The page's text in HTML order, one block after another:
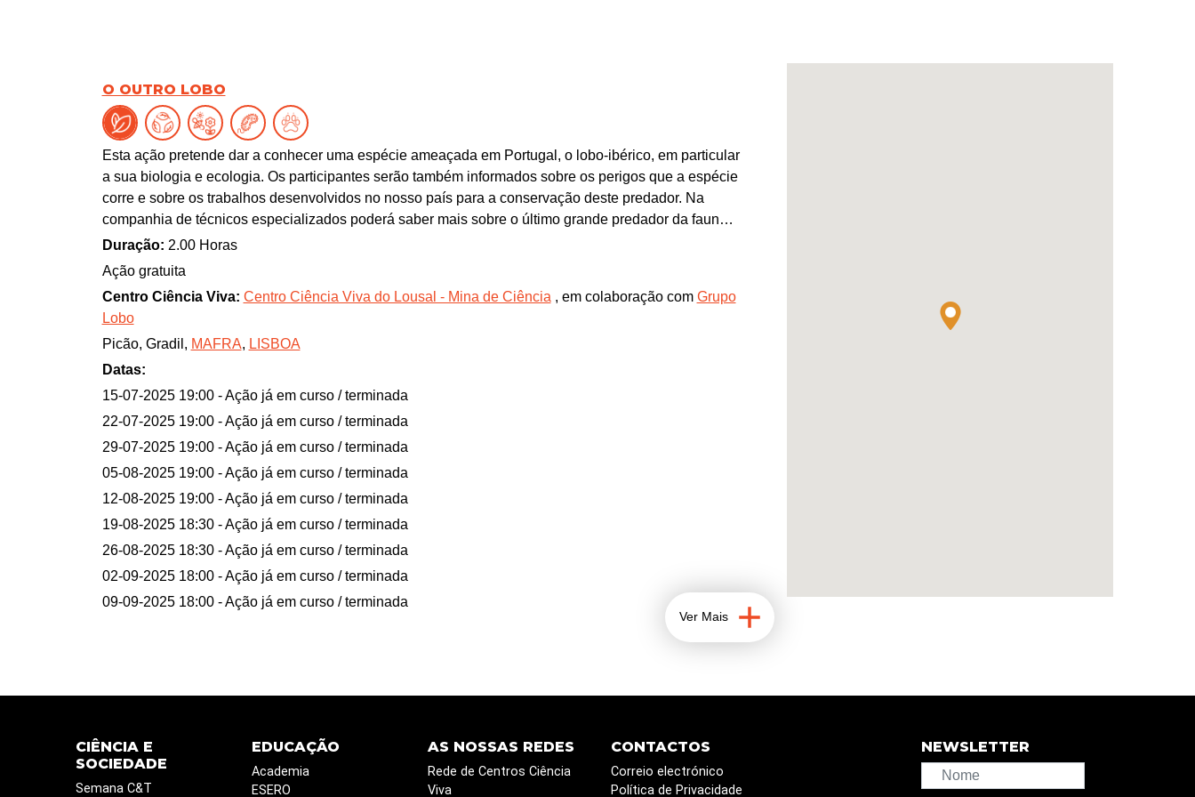
O OUTRO LOBO
Esta ação pretende dar a conhecer uma espécie ameaçada em Portugal, o lobo-ibérico, em particular
a sua biologia e ecologia. Os participantes serão também informados sobre os perigos que a espécie
corre e sobre os trabalhos desenvolvidos no nosso país para a conservação deste predador. Na
companhia de técnicos especializados poderá saber mais sobre o último grande predador da fauna
portuguesa. Esperamos por si, num espaço único na Península Ibérica, que tem como objectivo
acolher animais que não podem viver em liberdade, mas que têm um importante papel na
sensibilização de quem nos visita, sendo verdadeiros embaixadores dos lobos na natureza.
Duração: 2.00 Horas
Ação gratuita
Centro Ciência Viva: Centro Ciência Viva do Lousal - Mina de Ciência , em colaboração com Grupo
Lobo
Picão, Gradil, MAFRA, LISBOA
Datas:
15-07-2025 19:00 - Ação já em curso / terminada
22-07-2025 19:00 - Ação já em curso / terminada
29-07-2025 19:00 - Ação já em curso / terminada
05-08-2025 19:00 - Ação já em curso / terminada
12-08-2025 19:00 - Ação já em curso / terminada
19-08-2025 18:30 - Ação já em curso / terminada
26-08-2025 18:30 - Ação já em curso / terminada
02-09-2025 18:00 - Ação já em curso / terminada
09-09-2025 18:00 - Ação já em curso / terminada
Ver Mais
CIÊNCIA E
SOCIEDADE
Semana C&T
EDUCAÇÃO
Academia
ESERO
AS NOSSAS REDES
Rede de Centros Ciência
Viva
CONTACTOS
Correio electrónico
Política de Privacidade
NEWSLETTER